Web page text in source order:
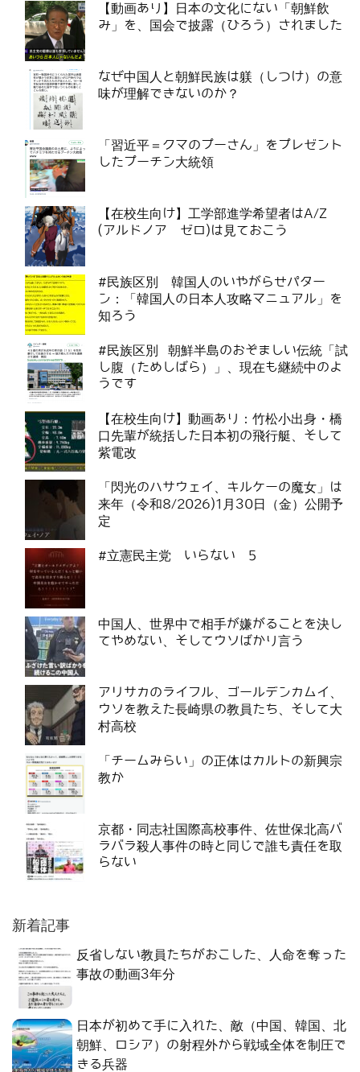
【動画あり】日本の文化にない「朝鮮飲
み」を、国会で披露（ひろう）されました
なぜ中国人と朝鮮民族は躾（しつけ）の意
味が理解できないのか？
「習近平＝クマのプーさん」をプレゼント
したプーチン大統領
【在校生向け】工学部進学希望者はA/Z
(アルドノア ゼロ)は見ておこう
#民族区別 韓国人のいやがらせパター
ン：「韓国人の日本人攻略マニュアル」を
知ろう
#民族区別 朝鮮半島のおぞましい伝統「試
し腹（ためしばら）」、現在も継続中のよ
うです
【在校生向け】動画あり：竹松小出身・橋
口先輩が統括した日本初の飛行艇、そして
紫電改
「閃光のハサウェイ、キルケーの魔女」は
来年（令和8/2026)1月30日（金）公開予
定
#立憲民主党 いらない 5
中国人、世界中で相手が嫌がることを決し
てやめない、そしてウソばかり言う
アリサカのライフル、ゴールデンカムイ、
ウソを教えた長崎県の教員たち、そして大
村高校
「チームみらい」の正体はカルトの新興宗
教か
京都・同志社国際高校事件、佐世保北高バ
ラバラ殺人事件の時と同じで誰も責任を取
らない
新着記事
反省しない教員たちがおこした、人命を奪った
事故の動画3年分
日本が初めて手に入れた、敵（中国、韓国、北
朝鮮、ロシア）の射程外から戦域全体を制圧で
きる兵器